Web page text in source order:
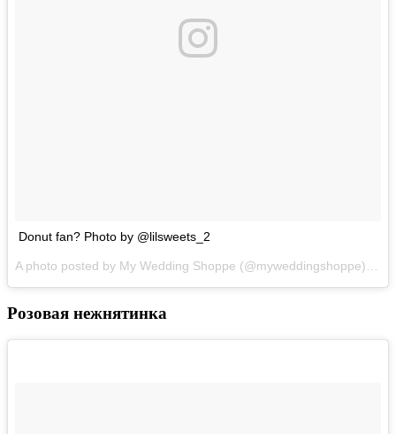
Donut fan? Photo by @lilsweets_2
A photo posted by My Wedding Shoppe (@myweddingshoppe) on
Розовая нежнятинка